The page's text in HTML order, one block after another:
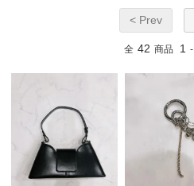
< Prev
全 42 商品 1 -